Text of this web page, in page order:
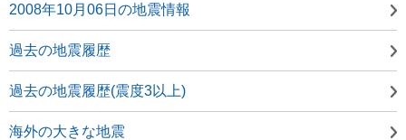
2008年10月06日の地震情報
過去の地震履歴
過去の地震履歴(震度3以上)
海外の大きな地震